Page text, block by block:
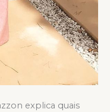
explica quais